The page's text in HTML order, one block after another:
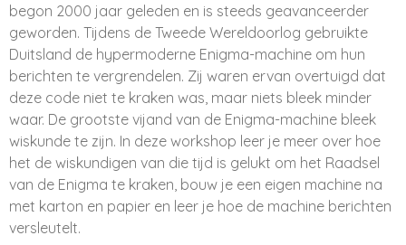
begon 2000 jaar geleden en is steeds geavanceerder
geworden. Tijdens de Tweede Wereldoorlog gebruikte
Duitsland de hypermoderne Enigma-machine om hun
berichten te vergrendelen. Zij waren ervan overtuigd dat
deze code niet te kraken was, maar niets bleek minder
waar. De grootste vijand van de Enigma-machine bleek
wiskunde te zijn. In deze workshop leer je meer over hoe
het de wiskundigen van die tijd is gelukt om het Raadsel
van de Enigma te kraken, bouw je een eigen machine na
met karton en papier en leer je hoe de machine berichten
versleutelt.